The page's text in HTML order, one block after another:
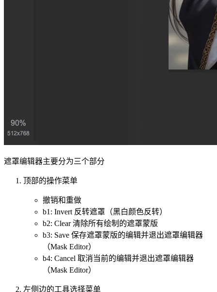
遮罩编辑器主要分为三个部分
顶部的操作菜单
撤销和重做
b1: Invert 反转遮罩（黑白颜色反转）
b2: Clear 清除所有绘制的遮罩蒙版
b3: Save 保存遮罩蒙版的编辑并退出遮罩编辑器
（Mask Editor）
b4: Cancel 取消当前的编辑并退出遮罩编辑器
（Mask Editor）
左侧边的工具选择菜单